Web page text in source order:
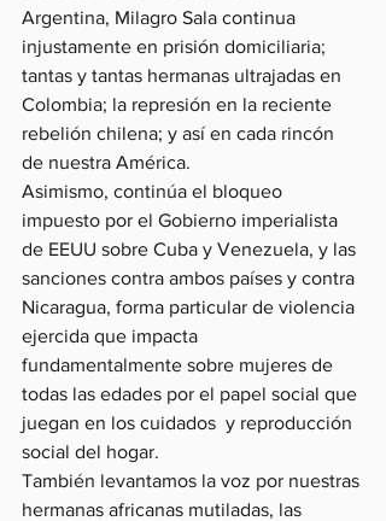
Argentina, Milagro Sala continua
injustamente en prisión domiciliaria;
tantas y tantas hermanas ultrajadas en
Colombia; la represión en la reciente
rebelión chilena; y así en cada rincón
de nuestra América.
Asimismo, continúa el bloqueo
impuesto por el Gobierno imperialista
de EEUU sobre Cuba y Venezuela, y las
sanciones contra ambos países y contra
Nicaragua, forma particular de violencia
ejercida que impacta
fundamentalmente sobre mujeres de
todas las edades por el papel social que
juegan en los cuidados  y reproducción
social del hogar.
También levantamos la voz por nuestras
hermanas africanas mutiladas, las